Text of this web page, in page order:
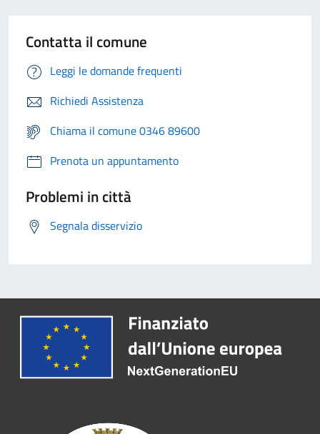
Contatta il comune
Leggi le domande frequenti
Richiedi Assistenza
Chiama il comune 0346 89600
Prenota un appuntamento
Problemi in città
Segnala disservizio